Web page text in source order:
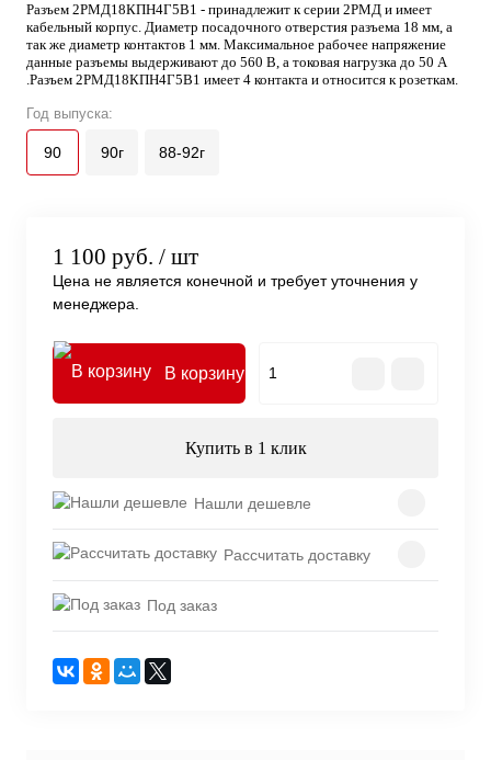
Разъем 2РМД18КПН4Г5В1 - принадлежит к серии 2РМД и имеет
кабельный корпус. Диаметр посадочного отверстия разъема 18 мм, а
так же диаметр контактов 1 мм. Максимальное рабочее напряжение
данные разъемы выдерживают до 560 В, а токовая нагрузка до 50 А
.Разъем 2РМД18КПН4Г5В1 имеет 4 контакта и относится к розеткам.
Год выпуска:
90 90г 88-92г
1 100 руб. / шт
Цена не является конечной и требует уточнения у
менеджера.
В корзину
Купить в 1 клик
Нашли дешевле
Рассчитать доставку
Под заказ